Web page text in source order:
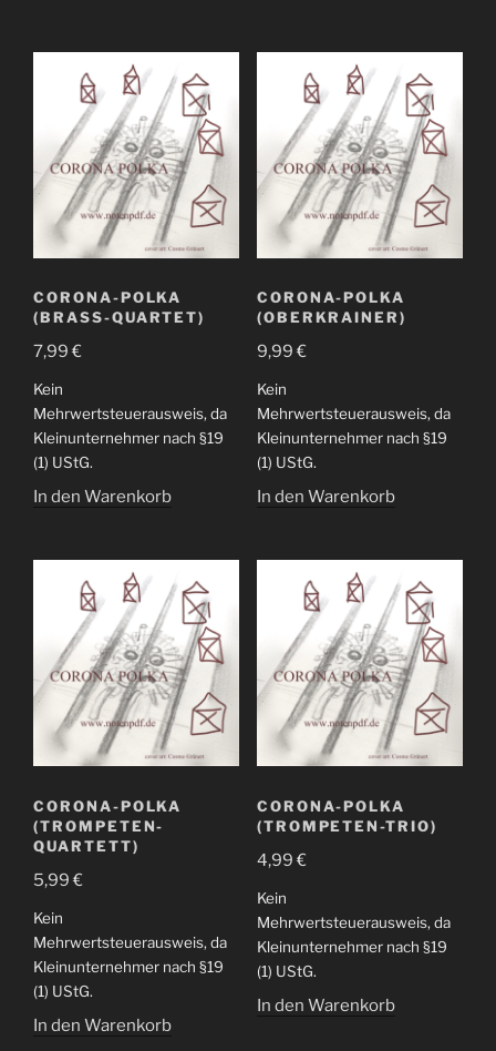
CORONA-POLKA
(BRASS-QUARTET)
7,99€
Kein
Mehrwertsteuerausweis, da
Kleinunternehmer nach §19
(1) UStG.
In den Warenkorb
CORONA-POLKA
(OBERKRAINER)
9,99€
Kein
Mehrwertsteuerausweis, da
Kleinunternehmer nach §19
(1) UStG.
In den Warenkorb
CORONA-POLKA
(TROMPETEN-
QUARTETT)
5,99€
Kein
Mehrwertsteuerausweis, da
Kleinunternehmer nach §19
(1) UStG.
In den Warenkorb
CORONA-POLKA
(TROMPETEN-TRIO)
4,99€
Kein
Mehrwertsteuerausweis, da
Kleinunternehmer nach §19
(1) UStG.
In den Warenkorb